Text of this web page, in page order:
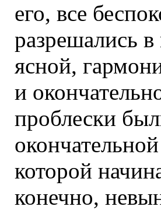
его, все
разрешались
ясной,
и
проблески
которой
конечно,